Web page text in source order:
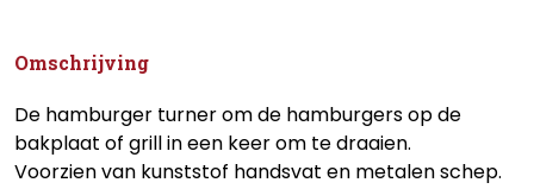
Omschrijving
De hamburger turner om de hamburgers op de
bakplaat of grill in een keer om te draaien.
Voorzien van kunststof handsvat en metalen schep.